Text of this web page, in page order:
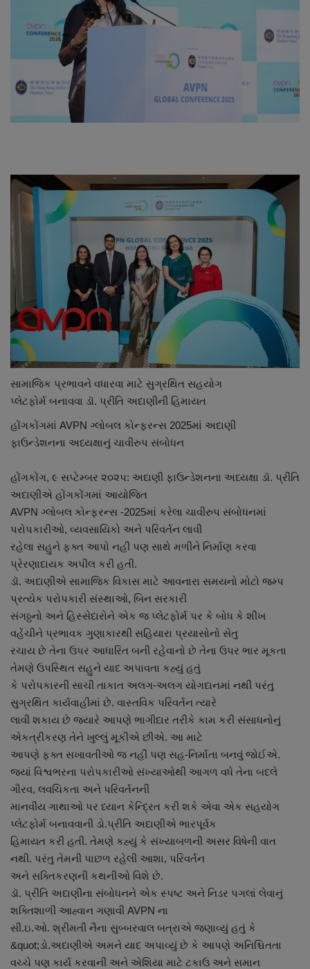
About Author
Dipotsav Special
આંતરરાષ્ટ્રીય
ગુજરાત
જુનાગઢ
Support US
બજારના સમાચાર
નાણાંકીય સમાચાર
સ્થાનિક સમાચાર
સ્પોર્ટ્સ
રાશિફળ
ગુનાખોરી
બોલિવૂડ
સ્વાસ્થ્ય
સામાજિક પ્રભાવને વધારવા માટે સુગ્રથિત સહયોગ
પ્લેટફોર્મ બનાવવા ડૉ. પ્રીતિ અદાણીની હિમાયત
હોંગકોંગમાં AVPN ગ્લોબલ કોન્ફરન્સ 2025માં અદાણી
ફાઉન્ડેશનના અધ્યક્ષાનું ચાવીરુપ સંબોધન
હોંગકોંગ, ૯ સપ્ટેમ્બર ૨૦૨૫: અદાણી ફાઉન્ડેશનના અધ્યક્ષા ડૉ. પ્રીતિ
અદાણીએ હોંગકોંગમાં આયોજિત
AVPN ગ્લોબલ કોન્ફરન્સ -2025માં કરેલા ચાવીરુપ સંબોધનમાં
પરોપકારીઓ, વ્યવસાયિકો અને પરિવર્તન લાવી
રહેલા સહુને ફક્ત આપો નહીં પણ સાથે મળીને નિર્માણ કરવા
પ્રેરણાદાયક અપીલ કરી હતી.
ડૉ. અદાણીએ સામાજિક વિકાસ માટે આવનારા સમયનો મોટો જમ્પ
પ્રત્યેક પરોપકારી સંસ્થાઓ, બિન સરકારી
સંગઠ્ઠનો અને હિસ્સેદારોને એક જ પ્લેટફોર્મ પર કે બોધ કે શીખ
વહેંચીને પ્રભાવક ગુણાકારથી સહિયારા પ્રયાસોનો સેતુ
રચાય છે તેના ઉપર આધારિત બની રહેવાનો છે તેના ઉપર ભાર મૂકતા
તેમણે ઉપસ્થિત સહુને યાદ અપાવતા કહ્યું હતું
કે પરોપકારની સાચી તાકાત અલગ-અલગ યોગદાનમાં નથી પરંતુ
સુગ્રથિત કાર્યવાહીમાં છે. વાસ્તવિક પરિવર્તન ત્યારે
લાવી શકાય છે જ્યારે આપણે ભાગીદાર તરીકે કામ કરી સંસાધનોનું
એકત્રીકરણ તેને ખુલ્લું મૂકીએ છીએ. આ માટે
આપણે ફક્ત સખાવતીઓ જ નહીં પણ સહ-નિર્માતા બનવું જોઈએ.
જ્યાં વિશ્વભરના પરોપકારીઓ સંખ્યાઓથી આગળ વધે તેના બદલે
ગૌરવ, લવચિકતા અને પરિવર્તનની
માનવીય ગાથાઓ પર ધ્યાન કેન્દ્રિત કરી શકે એવા એક સહયોગ
પ્લેટફોર્મ બનાવવાની ડો.પ્રીતિ અદાણીએ ભારપૂર્વક
હિમાયત કરી હતી. તેમણે કહ્યું કે સંખ્યાબળની અસર વિષેની વાત
નથી. પરંતુ તેમની પાછળ રહેલી આશા, પરિવર્તન
અને સક્તિકરણની કથનીઓ વિશે છે.
ડૉ. પ્રીતિ અદાણીના સંબોધનને એક સ્પષ્ટ અને નિડર પગલાં લેવાનું
શક્તિશાળી આહ્વાન ગણાવી AVPN ના
સી.ઇ.ઓ. શ્રીમતી નૈના સુબ્બરવાલ બત્રાએ જણાવ્યું હતું કે
&quot;ડો.અદાણીએ અમને યાદ અપાવ્યું છે કે આપણે અનિશ્ચિતતા
વચ્ચે પણ કાર્ય કરવાની અને એશિયા માટે ટકાઉ અને સમાન